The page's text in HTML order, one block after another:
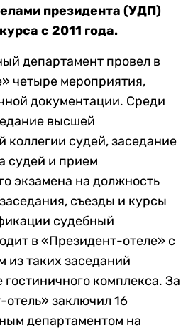
президента (УДП)
с 2011 года.
департамент провел в
четыре мероприятия,
документации. Среди
высшей
коллегии судей, заседание
судей и прием
экзамена на должность
съезды и курсы
судебный
в «Президент-отеле» с
из таких заседаний
комплекса. За
заключил 16
департаментом на